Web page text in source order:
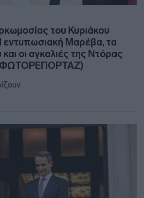
του Κυριάκου
εντυπωσιακή Μαρέβα, τα
και οι αγκαλιές της Ντόρας
(ΦΩΤΟΡΕΠΟΡΤΑΖ)